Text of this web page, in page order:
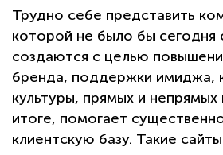
Трудно себе представить
которой не было бы сегодня
создаются с целью
бренда, поддержки имиджа,
культуры, прямых и
итоге, помогает
клиентскую базу. Такие